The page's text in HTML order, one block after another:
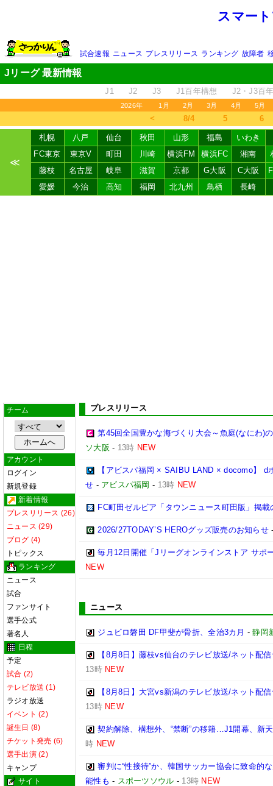
スマー
試合速報 ニュース プレスリリース ランキング 故障者
Jリーグ 最新情報
J1 J2 J3 J1百年構想 J2・J3百
2026年 1月 2月 3月 4月 5月
＜ 8/4 5 6
≪
札幌 八戸 仙台 秋田 山形 福島
いわき
FC東京
東京V 町田 川崎 横浜FM 横浜FC 湘南
藤枝
名古屋 岐阜 滋賀 京都 G大阪 C大阪
愛媛
今治 高知 福岡 北九州 鳥栖 長崎
チーム
アカウント
ログイン
新規登録
新着情報
プレスリリース (26)
ニュース (29)
ブログ (4)
トピックス
ランキング
ニュース
試合
ファンサイト
選手公式
著名人
日程
予定
試合 (2)
テレビ放送 (1)
ラジオ放送
イベント (2)
誕生日 (8)
チケット発売 (6)
選手出演 (2)
キャンプ
サイト
プレスリリース
第45回全国豊かな海づくり大会～魚庭(なにわ)
ソ大阪 - 13時 NEW
【アビスパ福岡 × SAIBU LAND × docomo】
せ - アビスパ福岡 - 13時 NEW
FC町田ゼルビア「タウンニュース町田版」掲載
2026/27TODAY’S HEROグッズ販売のお知らせ
毎月12日開催「Jリーグオンラインストア サポ
NEW
ニュース
ジュビロ磐田 DF甲斐が骨折、全治3カ月 -静岡
【8月8日】藤枝vs仙台のテレビ放送/ネット配
13時 NEW
【8月8日】大宮vs新潟のテレビ放送/ネット配
13時 NEW
契約解除、構想外、“禁断”の移籍…J1開幕、新
時 NEW
審判に“性接待”か、韓国サッカー協会に致命
能性も - スポーツソウル - 13時 NEW